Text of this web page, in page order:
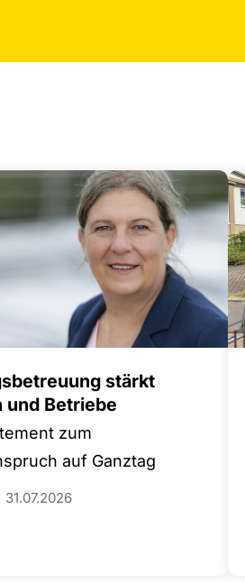
stärkt
und Betriebe
zum
auf Ganztag
31.07.2026